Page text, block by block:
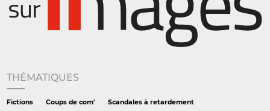
THÉMATIQUES
Fictions Coups de com'
Scandales à retardement